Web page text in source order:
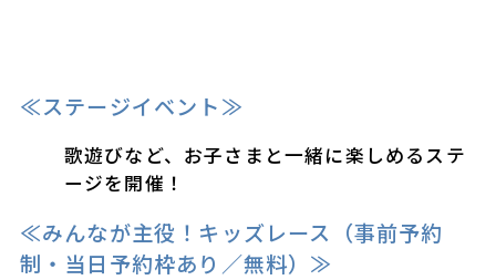
≪ステージイベント≫
歌遊びなど、お子さまと一緒に楽しめるステ
ージを開催！
≪みんなが主役！キッズレース（事前予約
制・当日予約枠あり／無料）≫